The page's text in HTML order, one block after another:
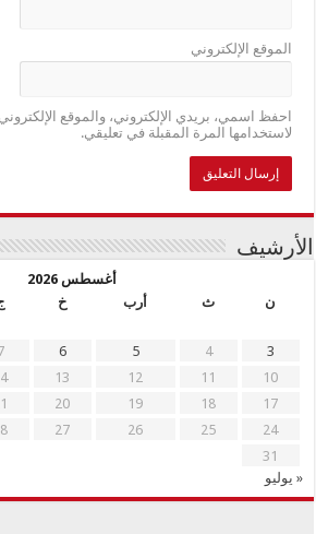
الموقع الإلكتروني
احفظ اسمي، بريدي الإلكتروني، والموقع
لاستخدامها المرة المقبلة في تعليقي.
الأرشيف
أغسطس 2026
ن
ث أرب خ
3
4
5
6
10
11
12
13
17
18
19
20
24
25
26
27
31
« يوليو